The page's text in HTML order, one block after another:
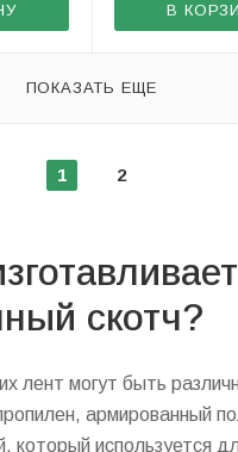
В
ПОКАЗАТЬ ЕЩЕ
1 2
скотч?
лент могут быть
армированный
который используется